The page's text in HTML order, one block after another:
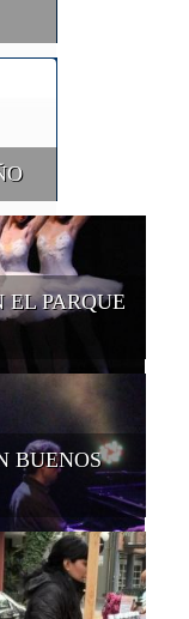
EL PARQUE
BUENOS